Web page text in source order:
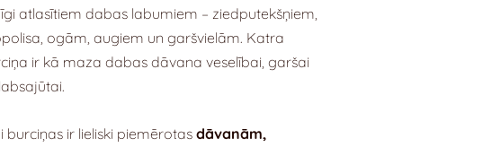
atlasītiem dabas labumiem – ziedputekšņiem,
ogām, augiem un garšvielām. Katra
ir kā maza dabas dāvana veselībai, garšai
burciņas ir lieliski piemērotasdāvanām,